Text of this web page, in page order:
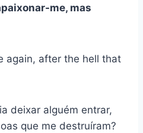
me, mas
again, after the hell that
deixar alguém entrar,
que me destruíram?